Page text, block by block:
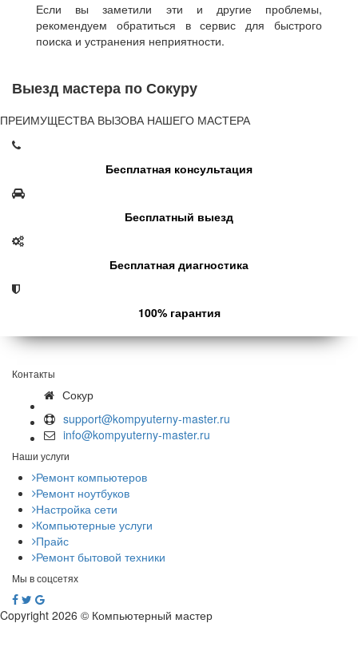
Если вы заметили эти и другие проблемы,
рекомендуем обратиться в сервис для быстрого
поиска и устранения неприятности.
Выезд мастера по Сокуру
ПРЕИМУЩЕСТВА ВЫЗОВА НАШЕГО МАСТЕРА
Бесплатная консультация
Бесплатный выезд
Бесплатная диагностика
100% гарантия
Контакты
Сокур
support@kompyuterny-master.ru
info@kompyuterny-master.ru
Наши услуги
Ремонт компьютеров
Ремонт ноутбуков
Настройка сети
Компьютерные услуги
Прайс
Ремонт бытовой техники
Мы в соцсетях
Copyright 2026 © Компьютерный мастер